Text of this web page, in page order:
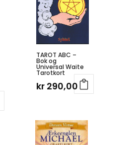
TAROT ABC –
Bok og
Universal Waite
Tarotkort
kr 290,00